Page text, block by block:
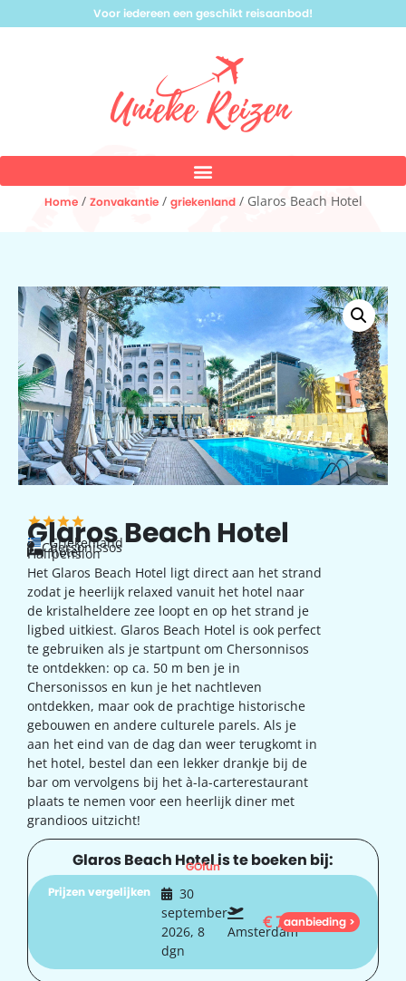
Voor iedereen een geschikt reisaanbod!
Home/ Zonvakantie/ griekenland/ Glaros Beach Hotel
Glaros Beach Hotel
Griekenland
Chersonissos
hotel
Halfpension
Het Glaros Beach Hotel ligt direct aan het strand
zodat je heerlijk relaxed vanuit het hotel naar
de kristalheldere zee loopt en op het strand je
ligbed uitkiest. Glaros Beach Hotel is ook perfect
te gebruiken als je startpunt om Chersonnisos
te ontdekken: op ca. 50 m ben je in
Chersonissos en kun je het nachtleven
ontdekken, maar ook de prachtige historische
gebouwen en andere culturele parels. Als je
aan het eind van de dag dan weer terugkomt in
het hotel, bestel dan een lekker drankje bij de
bar om vervolgens bij het à-la-carterestaurant
plaats te nemen voor een heerlijk diner met
grandioos uitzicht!
Glaros Beach Hotel is te boeken bij:
GOfun
Prijzen vergelijken
30
september
2026, 8
dgn
Amsterdam
€744
aanbieding >